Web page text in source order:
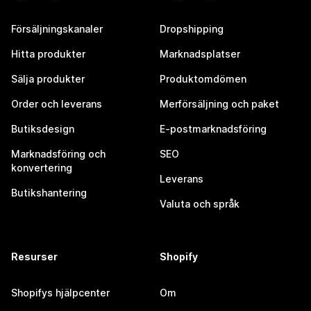
Försäljningskanaler
Hitta produkter
Sälja produkter
Order och leverans
Butiksdesign
Marknadsföring och
konvertering
Butikshantering
Dropshipping
Marknadsplatser
Produktomdömen
Merförsäljning och paket
E-postmarknadsföring
SEO
Leverans
Valuta och språk
Resurser
Shopifys hjälpcenter
Shopify
Om